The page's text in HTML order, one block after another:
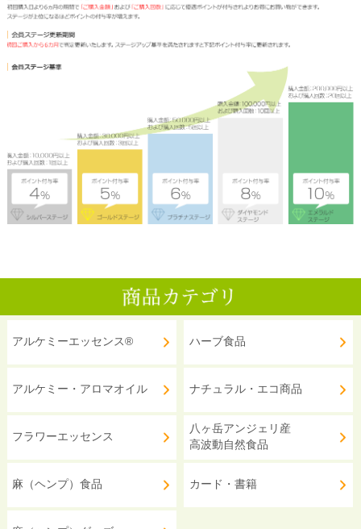
アルケミーエッセンス®
アルケミー・アロマオイル
フラワーエッセンス
麻（ヘンプ）食品
ハーブ食品
ナチュラル・エコ商品
八ヶ岳アンジェリ産
高波動自然食品
カード・書籍